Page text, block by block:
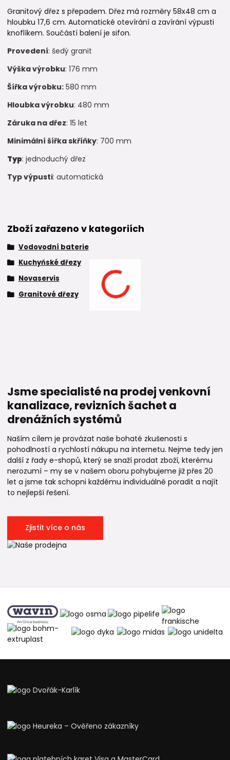
Granitový dřez s přepadem. Dřez má rozměry 58x48 cm a
hloubku 17,6 cm. Automatické otevírání a zavírání výpusti
knoflíkem. Součástí balení je sifon.
Provedení: šedý granit
Výška výrobku: 176 mm
Šířka výrobku: 580 mm
Hloubka výrobku: 480 mm
Záruka na dřez: 15 let
Minimální šířka skříňky: 700 mm
Typ: jednoduchý dřez
Typ výpusti: automatická
Zboží zařazeno v kategoriích
Vodovodní baterie
Kuchyňské dřezy
Novaservis
Granitové dřezy
Jsme specialisté na prodej venkovní
kanalizace, revizních šachet a
drenážních systémů
Naším cílem je provázat naše bohaté zkušenosti s
pohodlností a rychlostí nákupu na internetu. Nejme tedy jen
další z řady e-shopů, který se snaží prodat zboží, kterému
nerozumí – my se v našem oboru pohybujeme již přes 20
let a jsme tak schopni každému individuálně poradit a najít
to nejlepší řešení.
Zjistit více o nás